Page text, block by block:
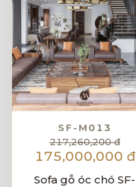
SF-M013
217,260,200 đ
175,000,000 đ
Sofa gỗ óc chó SF-